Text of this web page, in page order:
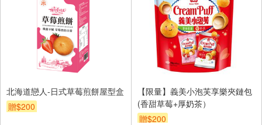
北海道戀人-日式草莓煎餅屋型盒
贈$200
【限量】義美小泡芙享樂夾鏈包
(香甜草莓+厚奶茶）
贈$200